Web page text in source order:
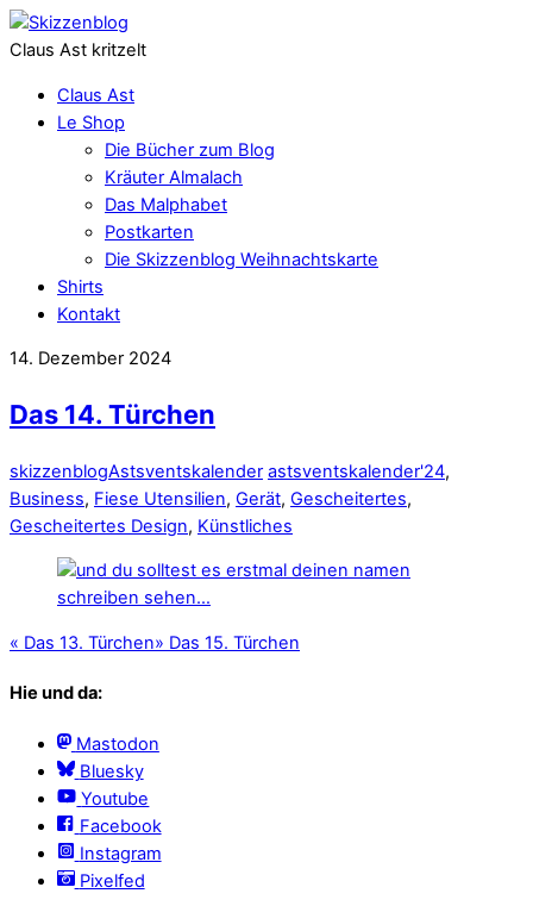
Claus Ast kritzelt
Claus Ast
Le Shop
Die Bücher zum Blog
Kräuter Almalach
Das Malphabet
Postkarten
Die Skizzenblog Weihnachtskarte
Shirts
Kontakt
14. Dezember 2024
Das 14. Türchen
skizzenblogAstsventskalender astsventskalender'24,
Business, Fiese Utensilien, Gerät, Gescheitertes,
Gescheitertes Design, Künstliches
« Das 13. Türchen» Das 15. Türchen
Hie und da:
Mastodon
Bluesky
Youtube
Facebook
Instagram
Pixelfed